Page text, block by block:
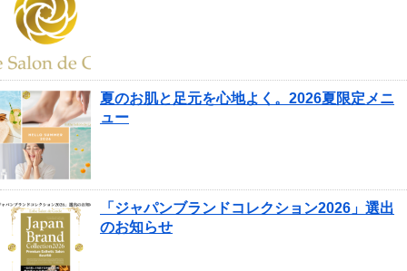
夏のお肌と足元を心地よく。2026夏限定メニ
ュー
「ジャパンブランドコレクション2026」選出
のお知らせ